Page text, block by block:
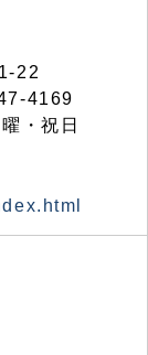
22
4169
・祝日